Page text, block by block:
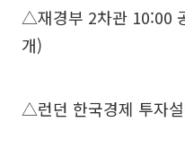
△재경부 2차관 10:00
개)
△런던 한국경제 투자